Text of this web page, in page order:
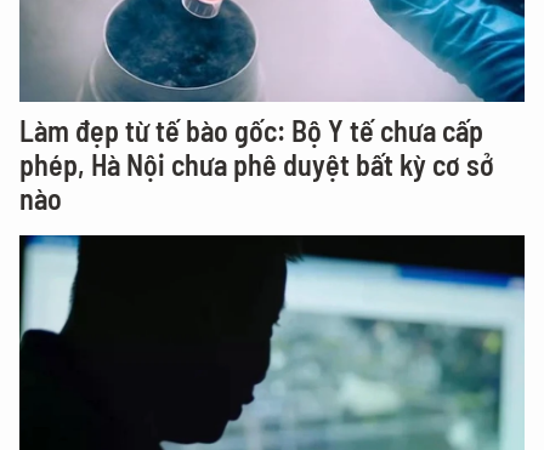
Làm đẹp từ tế bào gốc: Bộ Y tế chưa cấp
phép, Hà Nội chưa phê duyệt bất kỳ cơ sở
nào